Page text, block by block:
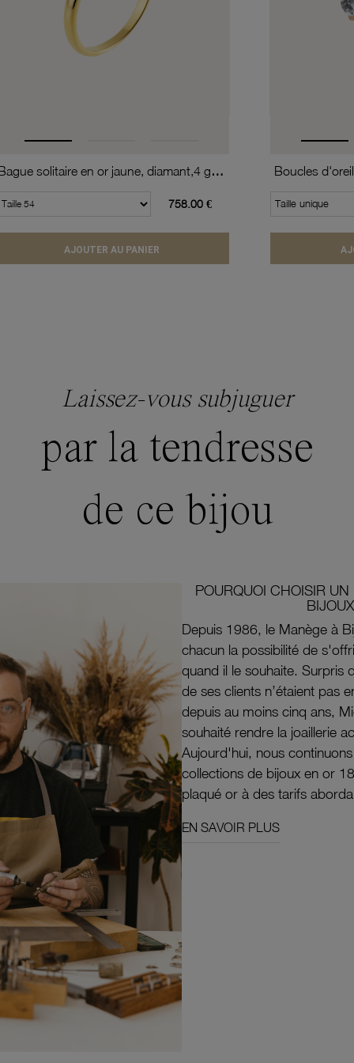
Bague solitaire en or jaune, diamant,4 griffes
758.00 €
AJOUTER AU PANIER
Taille unique
Laissez-vous subjuguer
par la tendresse
de ce bijou
POURQUOI CHOISIR
Depuis 1986, le Manège à
chacun la possibilité de
quand il le souhaite. Surpris
de ses clients n’étaient pas
depuis au moins cinq ans,
souhaité rendre la joaillerie
Aujourd'hui, nous
collections de bijoux en or
plaqué or à des tarifs
EN SAVOIR PLUS